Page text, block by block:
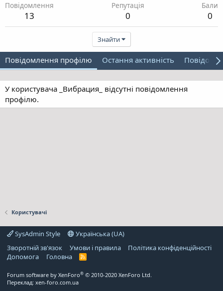
Повідомлення
13
Репутація
0
Бали
0
Знайти
Повідомлення профілю Остання активність
У користувача _Вибрация_ відсутні повідомлення
профілю.
Користувачі
SysAdmin Style
Українська (UA)
Зворотній зв'язок
Умови і правила
Політика конфіденційності
Дoпoмoга
Головна
R
Forum software by XenForo® © 2010-2020 XenForo Ltd.
Переклад: xen-foro.com.ua